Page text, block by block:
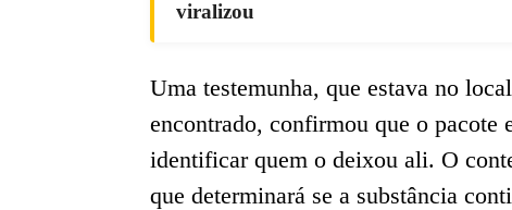
viralizou
Uma testemunha, que estava no
encontrado, confirmou que o pacote
identificar quem o deixou ali. O
que determinará se a substância